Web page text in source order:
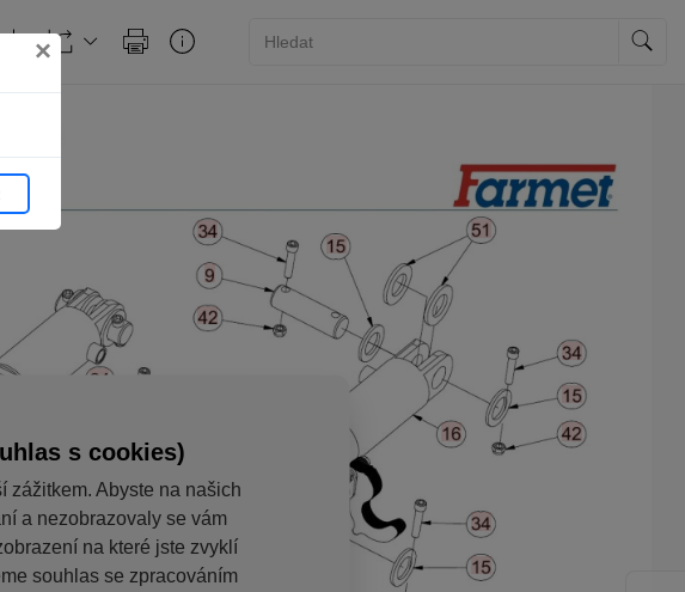
×
s cookies)
zážitkem. Abyste na našich
a nezobrazovaly se vám
na které jste zvyklí
souhlas se zpracováním